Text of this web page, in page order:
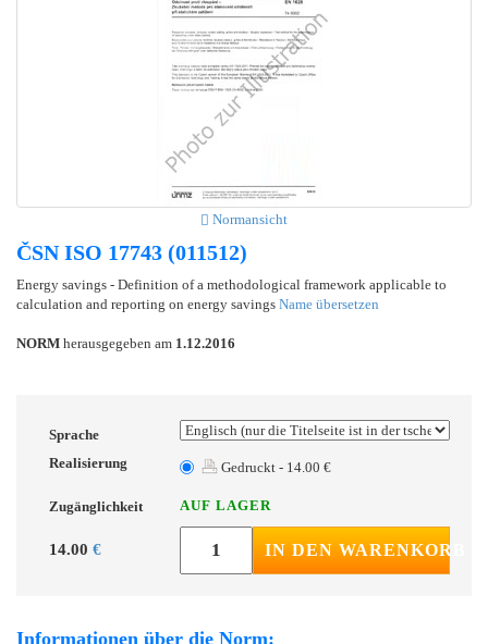
Normansicht
ČSN ISO 17743 (011512)
Energy savings - Definition of a methodological framework applicable to
calculation and reporting on energy savings Name übersetzen
NORM herausgegeben am 1.12.2016
Sprache
Realisierung
Gedruckt - 14.00 €
Zugänglichkeit AUF LAGER
14.00 € IN DEN WARENKORB
Informationen über die Norm: